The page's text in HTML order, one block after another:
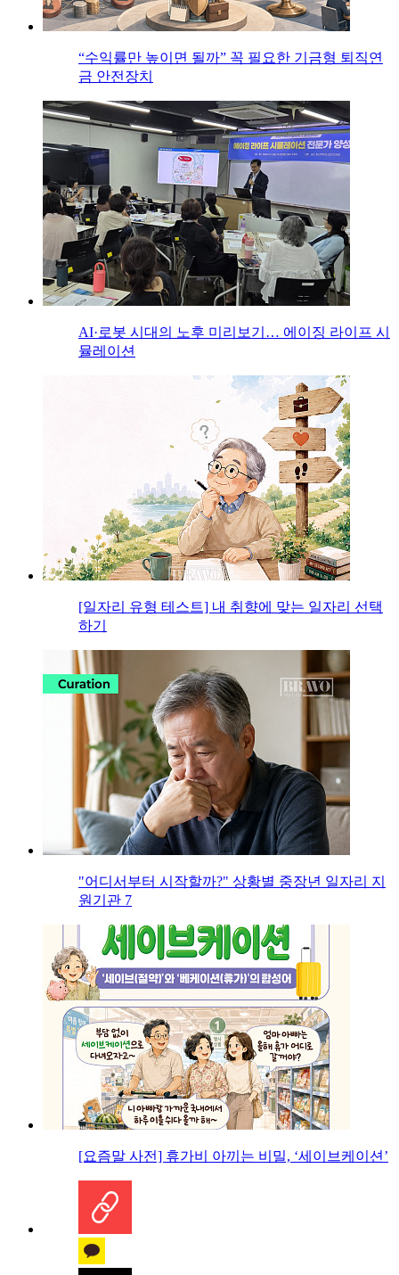
“수익률만 높이면 될까” 꼭 필요한 기금형 퇴직연
금 안전장치
AI·로봇 시대의 노후 미리보기… 에이징 라이프 시
뮬레이션
[일자리 유형 테스트] 내 취향에 맞는 일자리 선택
하기
"어디서부터 시작할까?" 상황별 중장년 일자리 지
원기관 7
[요즘말 사전] 휴가비 아끼는 비밀, ‘세이브케이션’